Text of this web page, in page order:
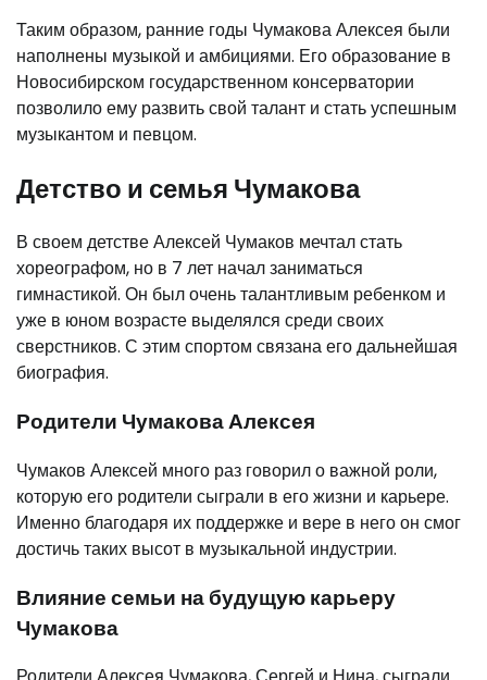
Таким образом, ранние годы Чумакова Алексея были
наполнены музыкой и амбициями. Его образование в
Новосибирском государственном консерватории
позволило ему развить свой талант и стать успешным
музыкантом и певцом.
Детство и семья Чумакова
В своем детстве Алексей Чумаков мечтал стать
хореографом, но в 7 лет начал заниматься
гимнастикой. Он был очень талантливым ребенком и
уже в юном возрасте выделялся среди своих
сверстников. С этим спортом связана его дальнейшая
биография.
Родители Чумакова Алексея
Чумаков Алексей много раз говорил о важной роли,
которую его родители сыграли в его жизни и карьере.
Именно благодаря их поддержке и вере в него он смог
достичь таких высот в музыкальной индустрии.
Влияние семьи на будущую карьеру
Чумакова